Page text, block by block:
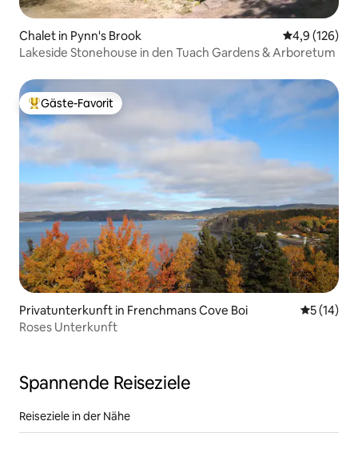
Chalet in Pynn's Brook
4,9 (126)
Lakeside Stonehouse in den Tuach Gardens & Arboretum
Beliebter Gäste-Favorit.
Gäste-Favorit
Privatunterkunft in Frenchmans Cove Boi
5 (14)
Roses Unterkunft
Spannende Reiseziele
Reiseziele in der Nähe